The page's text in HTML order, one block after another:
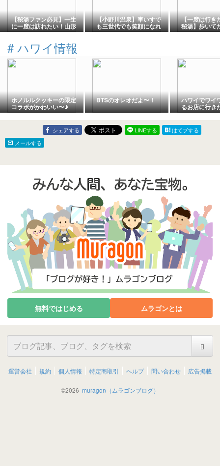
【秘湯ファン必見】一生
に一度は訪れたい！山形
の絶景・大平温泉「滝見
叶える方法とは 〓️〓
【小野川温泉】車いすで
も三世代でも笑顔になれ
る！「鈴の宿 登府屋旅
【一度は行き
秘湯】歩いて
からこそ感動
# ハワイ情報
ホノルルクッキーの限定
コラボがかわいい〜♪
BTSのオレオだよ〜！ ハワイでワイ
るお店に行き
シェアする LINEする
はてブする
メールする
無料ではじめる ムラゴンとは
運営会社 規約 個人情報 特定商取引 ヘルプ 問い合わせ 広告掲載
©2026 muragon（ムラゴンブログ）